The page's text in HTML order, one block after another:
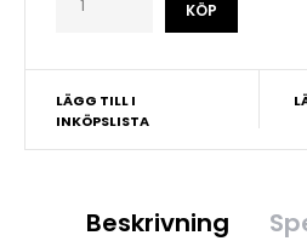
LÄGG TILL I
INKÖPSLISTA
Beskrivning